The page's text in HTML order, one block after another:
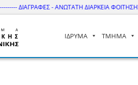
ΔΙΑΓΡΑΦΕΣ - ΑΝΩΤΑΤΗ ΔΙΑΡΚΕΙΑ ΦΟΙΤΗΣΗΣ
– ΔΙ.ΠΑ.Ε
ΙΔΡΥΜΑ ΤΜΗΜΑ